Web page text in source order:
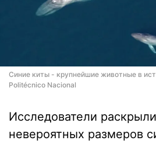
Синие киты - крупнейшие животные в
Politécnico Nacional
Исследователи
невероятных размеров